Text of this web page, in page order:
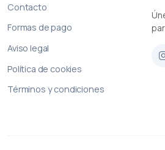
Contacto
Formas de pago
Aviso legal
Política de cookies
Términos y condiciones